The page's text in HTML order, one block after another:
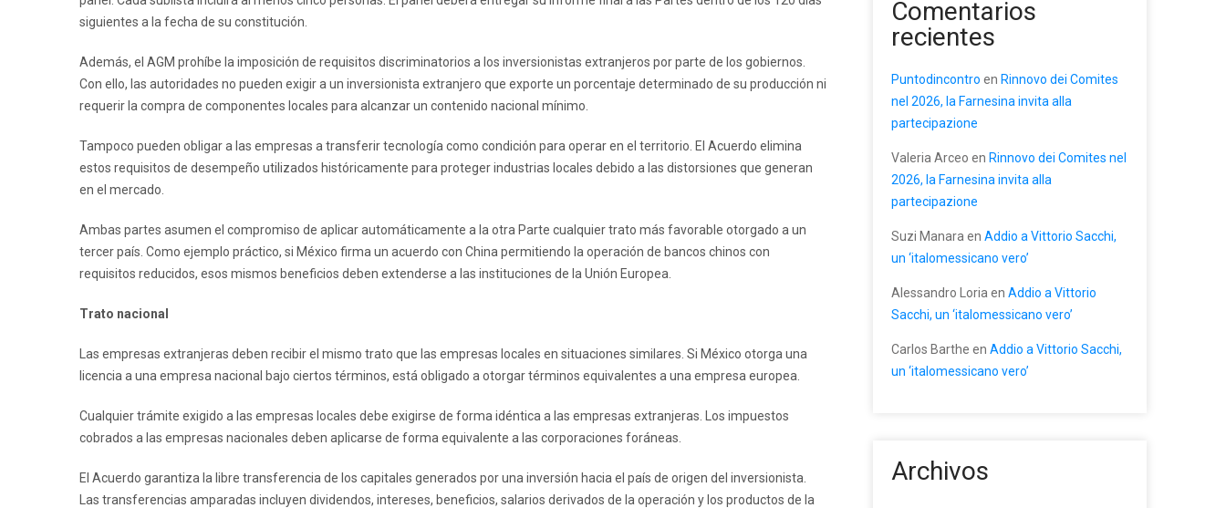
siguientes a la fecha de su constitución.
Además, el AGM prohíbe la imposición de requisitos discriminatorios a los inversionistas extranjeros por parte de los gobiernos.
Con ello, las autoridades no pueden exigir a un inversionista extranjero que exporte un porcentaje determinado de su producción ni
requerir la compra de componentes locales para alcanzar un contenido nacional mínimo.
Tampoco pueden obligar a las empresas a transferir tecnología como condición para operar en el territorio. El Acuerdo elimina
estos requisitos de desempeño utilizados históricamente para proteger industrias locales debido a las distorsiones que generan
en el mercado.
Ambas partes asumen el compromiso de aplicar automáticamente a la otra Parte cualquier trato más favorable otorgado a un
tercer país. Como ejemplo práctico, si México firma un acuerdo con China permitiendo la operación de bancos chinos con
requisitos reducidos, esos mismos beneficios deben extenderse a las instituciones de la Unión Europea.
Trato nacional
Las empresas extranjeras deben recibir el mismo trato que las empresas locales en situaciones similares. Si México otorga una
licencia a una empresa nacional bajo ciertos términos, está obligado a otorgar términos equivalentes a una empresa europea.
Cualquier trámite exigido a las empresas locales debe exigirse de forma idéntica a las empresas extranjeras. Los impuestos
cobrados a las empresas nacionales deben aplicarse de forma equivalente a las corporaciones foráneas.
El Acuerdo garantiza la libre transferencia de los capitales generados por una inversión hacia el país de origen del inversionista.
Las transferencias amparadas incluyen dividendos, intereses, beneficios, salarios derivados de la operación y los productos de la
Comentarios
recientes
Puntodincontro en Rinnovo dei Comites
nel 2026, la Farnesina invita alla
partecipazione
Valeria Arceo en Rinnovo dei Comites nel
2026, la Farnesina invita alla
partecipazione
Suzi Manara en Addio a Vittorio Sacchi,
un ‘italomessicano vero’
Alessandro Loria en Addio a Vittorio
Sacchi, un ‘italomessicano vero’
Carlos Barthe en Addio a Vittorio Sacchi,
un ‘italomessicano vero’
Archivos